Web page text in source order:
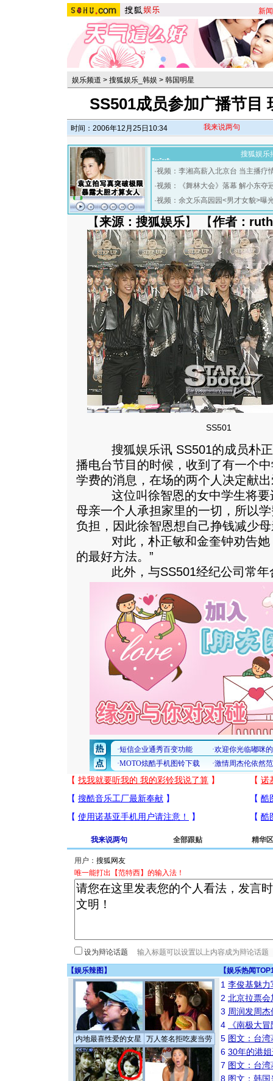
新闻
娱乐频道 > 搜狐娱乐_韩娱 > 韩国明星
SS501成员参加广播节目
时间：2006年12月25日10:34 我来说两句
搜狐娱乐
·视频：李湘高薪入北京台 当主播疗
·视频：《舞林大会》落幕 解小东夺
·视频：余文乐高园园<男才女貌>曝
【来源：搜狐娱乐】 【作者：ruth
SS501
搜狐娱乐讯 SS501的成员朴正
播电台节目的时候，收到了有一个
学费的消息，在场的两个人决定献
这位叫徐智恩的女中学生将要
母亲一个人承担家里的一切，所以
负担，因此徐智恩想自己挣钱减少
对此，朴正敏和金奎钟劝告她
的最好方法。”
此外，与SS501经纪公司常年
我来说两句 全部跟贴 精华区
用户：
唯一能打出【范特西】的输入法！
设为辩论话题
【娱乐辣图 】 【娱乐热闻
内地最喜性爱的女星 万人签名拒吃麦当劳
1 李俊基魅力
2 北京拉票
3 周润发周
4
《南极大
5 图文：台
6 30年的港
7 图文：台
8 图文：韩